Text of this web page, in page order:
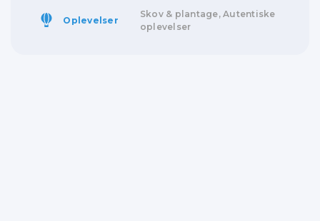
Oplevelser
Skov & plantage, Autentiske
oplevelser